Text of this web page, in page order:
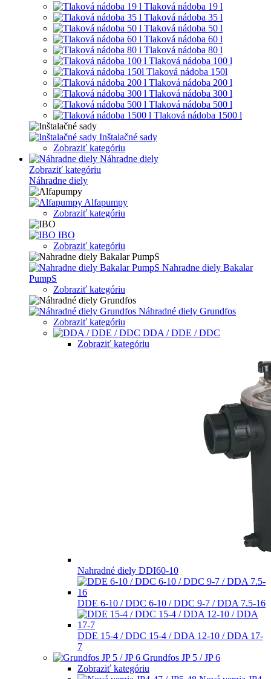
Tlaková nádoba 19 l
Tlaková nádoba 35 l
Tlaková nádoba 50 l
Tlaková nádoba 60 l
Tlaková nádoba 80 l
Tlaková nádoba 100 l
Tlaková nádoba 150l
Tlaková nádoba 200 l
Tlaková nádoba 300 l
Tlaková nádoba 500 l
Tlaková nádoba 1500 l
Inštalačné sady
Zobraziť kategóriu
Náhradne diely
Zobraziť kategóriu
Náhradne diely
Alfapumpy
Zobraziť kategóriu
IBO
Zobraziť kategóriu
Nahradne diely Bakalar
PumpS
Zobraziť kategóriu
Náhradné diely Grundfos
Zobraziť kategóriu
DDA / DDE / DDC
Zobraziť kategóriu
Nahradné diely DDI60-10
DDE 6-10 / DDC 6-10 / DDC 9-7 / DDA 7.5-16
DDE 15-4 / DDC 15-4 / DDA 12-10 / DDA 17-
7
Grundfos JP 5 / JP 6
Zobraziť kategóriu